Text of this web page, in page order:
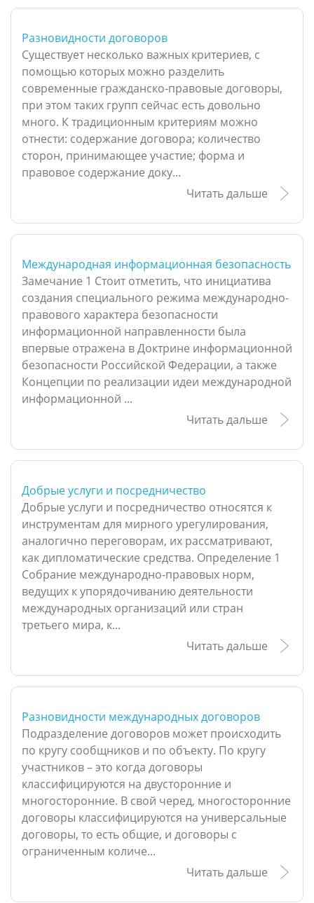
Разновидности договоров
Существует несколько важных критериев, с
помощью которых можно разделить
современные гражданско-правовые договоры,
при этом таких групп сейчас есть довольно
много. К традиционным критериям можно
отнести: содержание договора; количество
сторон, принимающее участие; форма и
правовое содержание доку...
Читать дальше
Международная информационная безопасность
Замечание 1 Стоит отметить, что инициатива
создания специального режима международно-
правового характера безопасности
информационной направленности была
впервые отражена в Доктрине информационной
безопасности Российской Федерации, а также
Концепции по реализации идеи международной
информационной ...
Читать дальше
Добрые услуги и посредничество
Добрые услуги и посредничество относятся к
инструментам для мирного урегулирования,
аналогично переговорам, их рассматривают,
как дипломатические средства. Определение 1
Собрание международно-правовых норм,
ведущих к упорядочиванию деятельности
международных организаций или стран
третьего мира, к...
Читать дальше
Разновидности международных договоров
Подразделение договоров может происходить
по кругу сообщников и по объекту. По кругу
участников – это когда договоры
классифицируются на двусторонние и
многосторонние. В свой черед, многосторонние
договоры классифицируются на универсальные
договоры, то есть общие, и договоры с
ограниченным количе...
Читать дальше